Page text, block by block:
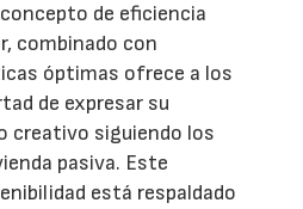
de eficiencia
combinado con
óptimas ofrece a los
de expresar su
creativo siguiendo los
pasiva. Este
está respaldado